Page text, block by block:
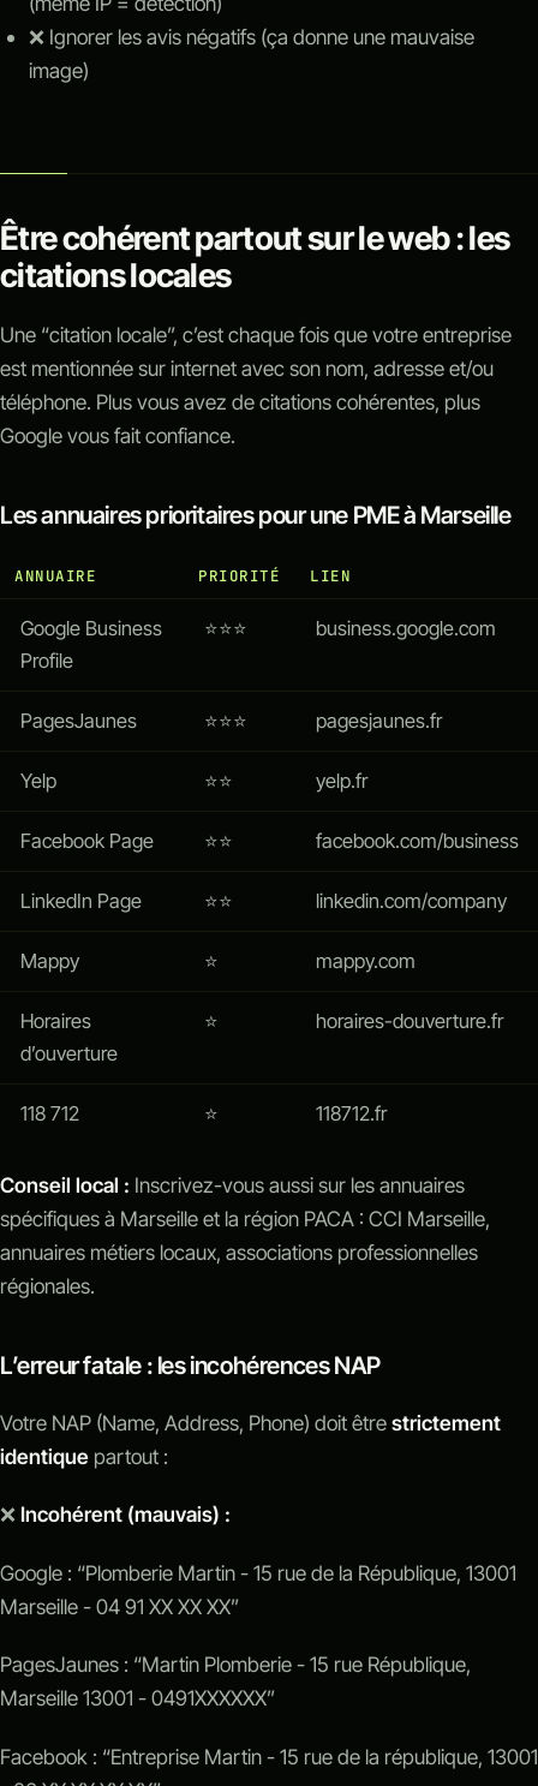
❌ Ignorer les avis négatifs (ça donne une mauvaise
image)
Être cohérent partout sur le web : les
citations locales
Une “citation locale”, c’est chaque fois que votre entreprise
est mentionnée sur internet avec son nom, adresse et/ou
téléphone. Plus vous avez de citations cohérentes, plus
Google vous fait confiance.
Les annuaires prioritaires pour une PME à Marseille
ANNUAIRE PRIORITÉ LIEN
Google Business
Profile
⭐⭐⭐ business.google.com
PagesJaunes ⭐⭐⭐ pagesjaunes.fr
Yelp ⭐⭐ yelp.fr
Facebook Page ⭐⭐ facebook.com/business
LinkedIn Page ⭐⭐ linkedin.com/company
Mappy ⭐ mappy.com
Horaires
d’ouverture
⭐ horaires-douverture.fr
118 712 ⭐ 118712.fr
Conseil local : Inscrivez-vous aussi sur les annuaires
spécifiques à Marseille et la région PACA : CCI Marseille,
annuaires métiers locaux, associations professionnelles
régionales.
L’erreur fatale : les incohérences NAP
Votre NAP (Name, Address, Phone) doit êtrestrictement
identique partout :
❌ Incohérent (mauvais) :
Google : “Plomberie Martin - 15 rue de la République, 13001
Marseille - 04 91 XX XX XX”
PagesJaunes : “Martin Plomberie - 15 rue République,
Marseille 13001 - 0491XXXXXX”
Facebook : “Entreprise Martin - 15 rue de la république, 13001